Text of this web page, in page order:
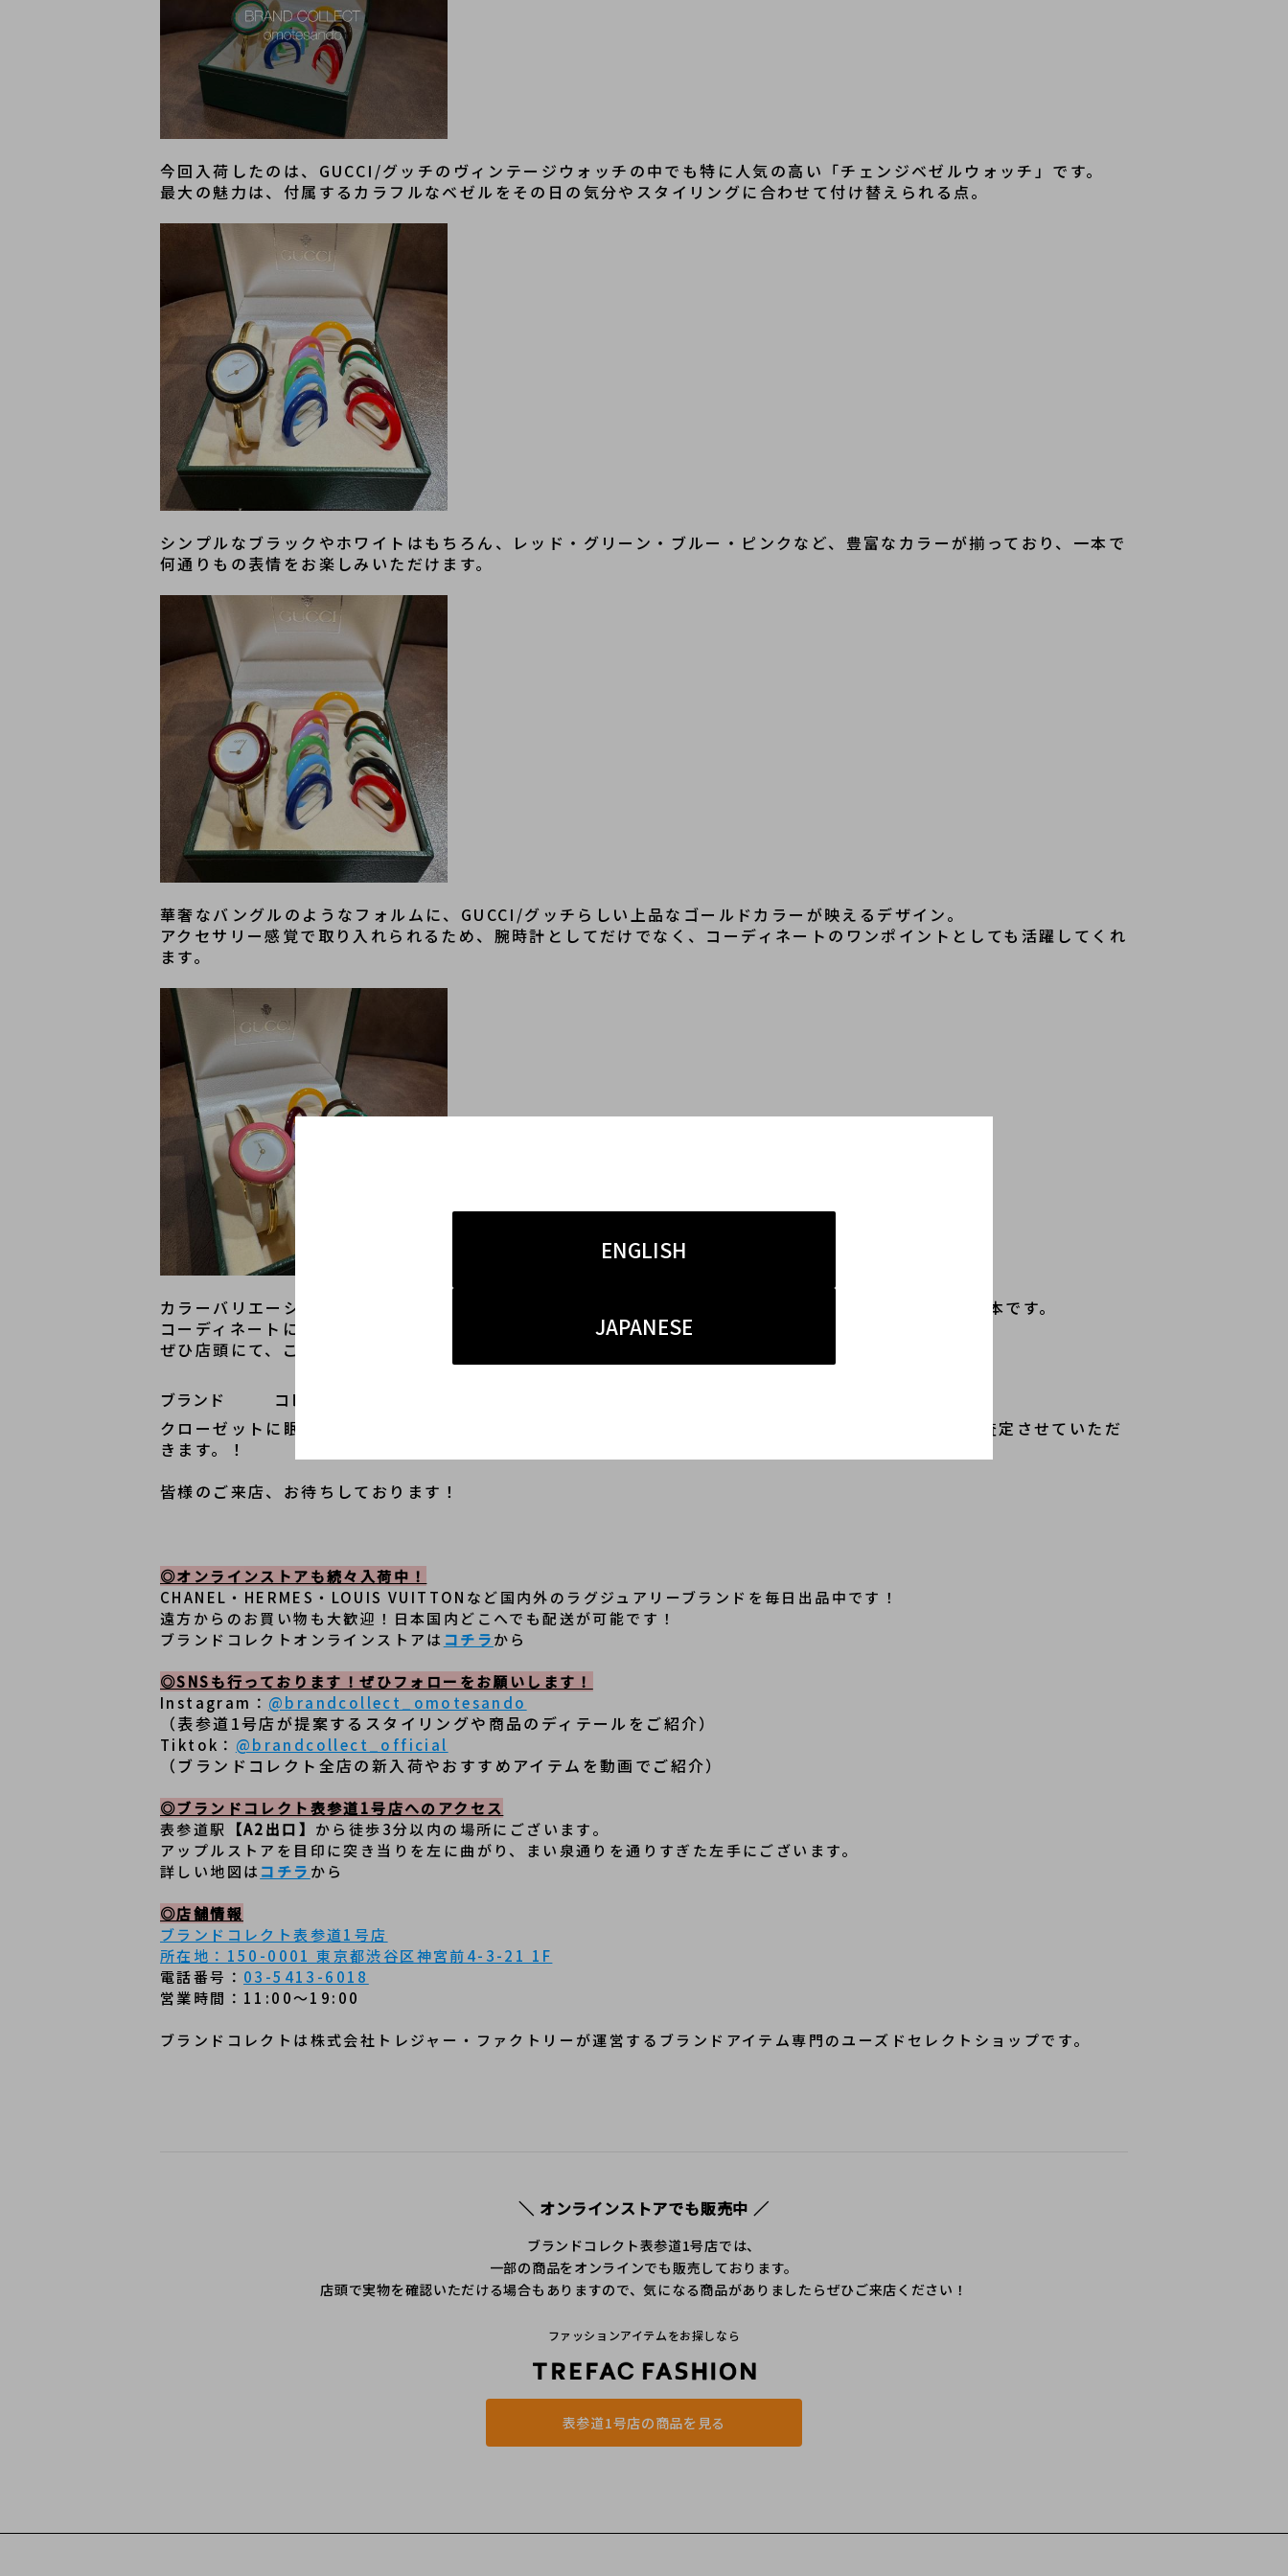
ENGLISH
JAPANESE
今回入荷したのは、GUCCI/グッチのヴィンテージウォッチの中でも特に人気の高い「チェンジベゼルウォッチ」です。
最大の魅力は、付属するカラフルなベゼルをその日の気分やスタイリングに合わせて付け替えられる点。
シンプルなブラックやホワイトはもちろん、レッド・グリーン・ブルー・ピンクなど、豊富なカラーが揃っており、一本で
何通りもの表情をお楽しみいただけます。
華奢なバングルのようなフォルムに、GUCCI/グッチらしい上品なゴールドカラーが映えるデザイン。
アクセサリー感覚で取り入れられるため、腕時計としてだけでなく、コーディネートのワンポイントとしても活躍してくれ
ます。
カラーバリエーションの選択肢が広くファッション性があり、眺めているだけでも気分が高まる特別な一本です。
コーディネートに遊び心を取り入れたい方や、ヴィンテージウォッチをお探しの方にもおすすめです！
ぜひ店頭にて、この唯一無二の魅力をご覧くださいませ。
ブランド   コレクト表参道1号店では、当店では GUCCI/グッチをはじめとするブランド買取も強化中です。
クローゼットに眠っているお品物がございましたら、ぜひお気軽にご相談ください。1点からでも丁寧に査定させていただ
きます。！
皆様のご来店、お待ちしております！
◎オンラインストアも続々入荷中！
CHANEL・HERMES・LOUIS VUITTONなど国内外のラグジュアリーブランドを毎日出品中です！
遠方からのお買い物も大歓迎！日本国内どこへでも配送が可能です！
ブランドコレクトオンラインストアは コチラから
◎SNSも行っております！ぜひフォローをお願いします！
Instagram： @brandcollect_omotesando
（表参道1号店が提案するスタイリングや商品のディテールをご紹介）
Tiktok： @brandcollect_official
（ブランドコレクト全店の新入荷やおすすめアイテムを動画でご紹介）
◎ブランドコレクト表参道1号店へのアクセス
表参道駅
【A2出口】 から徒歩3分以内の場所にございます。
アップルストアを目印に突き当りを左に曲がり、まい泉通りを通りすぎた左手にございます。
詳しい地図はコチラ から
◎店舗情報
ブランドコレクト表参道1号店
所在地：150-0001 東京都渋谷区神宮前4-3-21 1F
電話番号： 03-5413-6018
営業時間：11:00～19:00
ブランドコレクトは株式会社トレジャー・ファクトリーが運営するブランドアイテム専門のユーズドセレクトショップです。
＼ オンラインストアでも販売中 ／
ブランドコレクト表参道1号店では、
一部の商品をオンラインでも販売しております。
店頭で実物を確認いただける場合もありますので、気になる商品がありましたらぜひご来店ください！
ファッションアイテムをお探しなら
表参道1号店の商品を見る